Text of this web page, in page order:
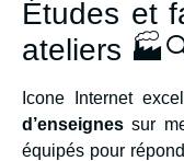
Études et
ateliers
Icone Internet
d’enseignes sur
équipés pour